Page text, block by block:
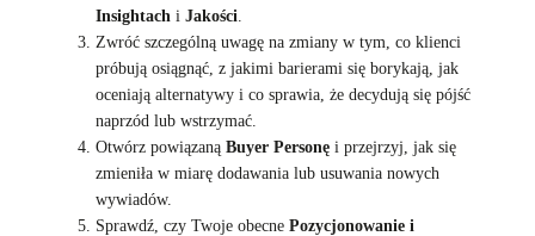
Insightach i Jakości
Zwróć szczególną uwagę na zmiany w tym, co klienci
próbują osiągnąć, z jakimi barierami się borykają, jak
oceniają alternatywy i co sprawia, że decydują się pójść
naprzód lub wstrzymać.
Otwórz powiązaną Buyer Personę i przejrzyj, jak się
zmieniła w miarę dodawania lub usuwania nowych
wywiadów.
Sprawdź, czy Twoje obecne Pozycjonowanie i